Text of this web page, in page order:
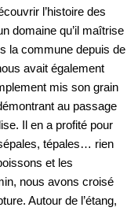
l’histoire des
domaine qu’il maîtrise
la commune depuis de
avait également
mis son grain
au passage
Il en a profité pour
tépales… rien
et les
nous avons croisé
Autour de l’étang,